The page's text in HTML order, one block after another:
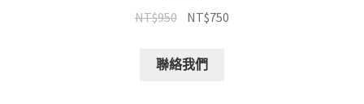
NT$950 NT$750
聯絡我們